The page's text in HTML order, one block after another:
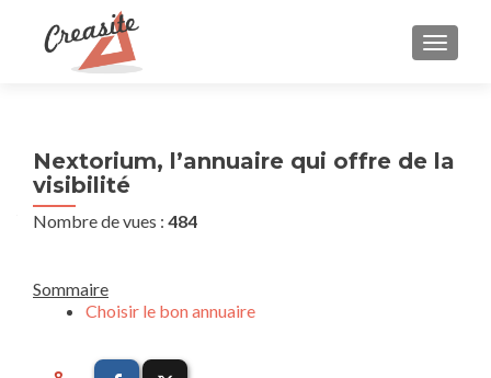
Nextorium, l’annuaire qui offre de la
visibilité
Nombre de vues : 484
Sommaire
Choisir le bon annuaire